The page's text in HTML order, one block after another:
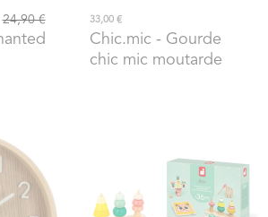
24,90 € 33,00 €
Chic.mic - Gourde
chic mic moutarde